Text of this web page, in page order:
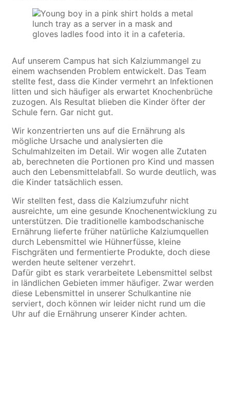
Auf unserem Campus hat sich Kalziummangel zu
einem wachsenden Problem entwickelt. Das Team
stellte fest, dass die Kinder vermehrt an Infektionen
litten und sich häufiger als erwartet Knochenbrüche
zuzogen. Als Resultat blieben die Kinder öfter der
Schule fern. Gar nicht gut.
Wir konzentrierten uns auf die Ernährung als
mögliche Ursache und analysierten die
Schulmahlzeiten im Detail. Wir wogen alle Zutaten
ab, berechneten die Portionen pro Kind und massen
auch den Lebensmittelabfall. So wurde deutlich, was
die Kinder tatsächlich essen.
Wir stellten fest, dass die Kalziumzufuhr nicht
ausreichte, um eine gesunde Knochenentwicklung zu
unterstützen. Die traditionelle kambodschanische
Ernährung lieferte früher natürliche Kalziumquellen
durch Lebensmittel wie Hühnerfüsse, kleine
Fischgräten und fermentierte Produkte, doch diese
werden heute seltener verzehrt.
Dafür gibt es stark verarbeitete Lebensmittel selbst
in ländlichen Gebieten immer häufiger. Zwar werden
diese Lebensmittel in unserer Schulkantine nie
serviert, doch können wir leider nicht rund um die
Uhr auf die Ernährung unserer Kinder achten.